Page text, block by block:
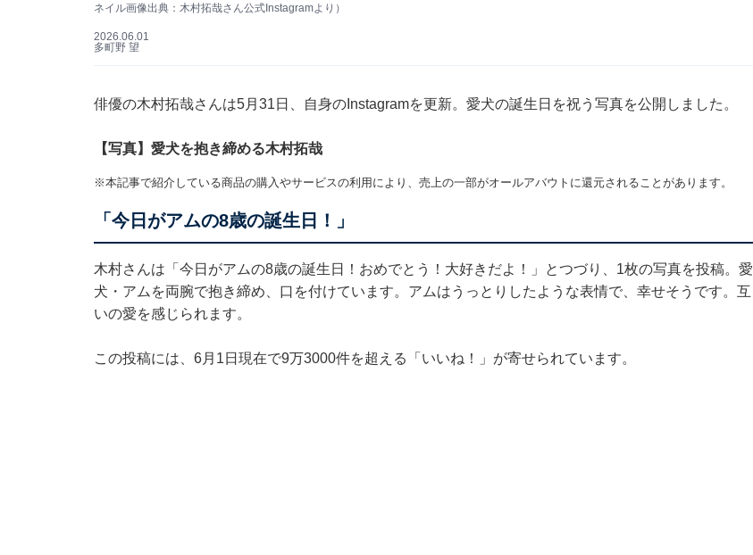
ネイル画像出典：木村拓哉さん公式Instagramより）
2026.06.01
多町野 望
俳優の木村拓哉さんは5月31日、自身のInstagramを更新。愛犬の誕生日を祝う写真を公開しました。
【写真】愛犬を抱き締める木村拓哉
※本記事で紹介している商品の購入やサービスの利用により、売上の一部がオールアバウトに還元されることがあります。
「今日がアムの8歳の誕生日！」
木村さんは「今日がアムの8歳の誕生日！おめでとう！大好きだよ！」とつづり、1枚の写真を投稿。愛
犬・アムを両腕で抱き締め、口を付けています。アムはうっとりしたような表情で、幸せそうです。互
いの愛を感じられます。
この投稿には、6月1日現在で9万3000件を超える「いいね！」が寄せられています。